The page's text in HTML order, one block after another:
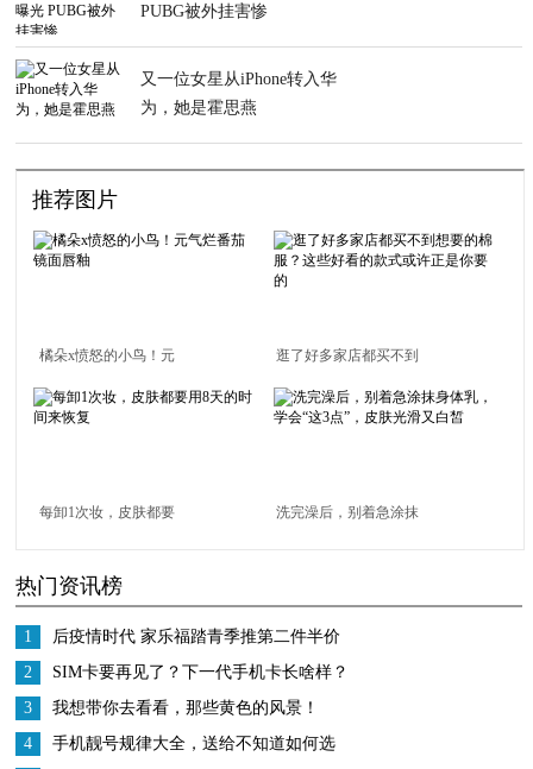
PUBG被外挂害惨
又一位女星从iPhone转入华
为，她是霍思燕
推荐图片
橘朵x愤怒的小鸟！元
气烂番茄镜面唇釉
逛了好多家店都买不到
想要的棉服？这些好看
的款式或许正是你要的
每卸1次妆，皮肤都要 洗完澡后，别着急涂抹
热门资讯榜
1
后疫情时代 家乐福踏青季推第二件半价
迎报复性消费
2
SIM卡要再见了？下一代手机卡长啥样？
3
我想带你去看看，那些黄色的风景！
4
手机靓号规律大全，送给不知道如何选